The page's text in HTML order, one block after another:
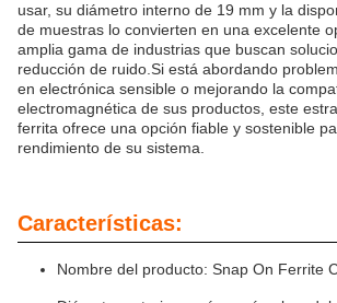
usar, su diámetro interno de 19 mm y la
de muestras lo convierten en una excelente
amplia gama de industrias que buscan
reducción de ruido.Si está abordando
en electrónica sensible o mejorando la
electromagnética de sus productos, este
ferrita ofrece una opción fiable y sostenible
rendimiento de su sistema.
Características:
Nombre del producto: Snap On Ferrite